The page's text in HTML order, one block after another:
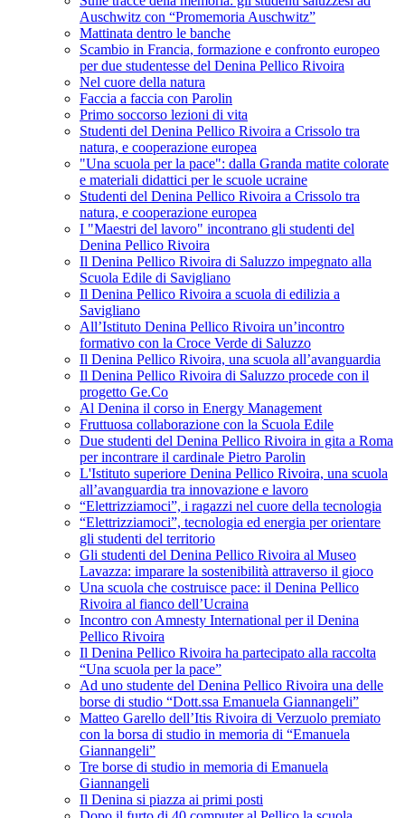
Auschwitz con “Promemoria Auschwitz”
Mattinata dentro le banche
Scambio in Francia, formazione e confronto europeo
per due studentesse del Denina Pellico Rivoira
Nel cuore della natura
Faccia a faccia con Parolin
Primo soccorso lezioni di vita
Studenti del Denina Pellico Rivoira a Crissolo tra
natura, e cooperazione europea
"Una scuola per la pace": dalla Granda matite colorate
e materiali didattici per le scuole ucraine
Studenti del Denina Pellico Rivoira a Crissolo tra
natura, e cooperazione europea
I "Maestri del lavoro" incontrano gli studenti del
Denina Pellico Rivoira
Il Denina Pellico Rivoira di Saluzzo impegnato alla
Scuola Edile di Savigliano
Il Denina Pellico Rivoira a scuola di edilizia a
Savigliano
All’Istituto Denina Pellico Rivoira un’incontro
formativo con la Croce Verde di Saluzzo
Il Denina Pellico Rivoira, una scuola all’avanguardia
Il Denina Pellico Rivoira di Saluzzo procede con il
progetto Ge.Co
Al Denina il corso in Energy Management
Fruttuosa collaborazione con la Scuola Edile
Due studenti del Denina Pellico Rivoira in gita a Roma
per incontrare il cardinale Pietro Parolin
L'Istituto superiore Denina Pellico Rivoira, una scuola
all’avanguardia tra innovazione e lavoro
“Elettrizziamoci”, i ragazzi nel cuore della tecnologia
“Elettrizziamoci”, tecnologia ed energia per orientare
gli studenti del territorio
Gli studenti del Denina Pellico Rivoira al Museo
Lavazza: imparare la sostenibilità attraverso il gioco
Una scuola che costruisce pace: il Denina Pellico
Rivoira al fianco dell’Ucraina
Incontro con Amnesty International per il Denina
Pellico Rivoira
Il Denina Pellico Rivoira ha partecipato alla raccolta
“Una scuola per la pace”
Ad uno studente del Denina Pellico Rivoira una delle
borse di studio “Dott.ssa Emanuela Giannangeli”
Matteo Garello dell’Itis Rivoira di Verzuolo premiato
con la borsa di studio in memoria di “Emanuela
Giannangeli”
Tre borse di studio in memoria di Emanuela
Giannangeli
Il Denina si piazza ai primi posti